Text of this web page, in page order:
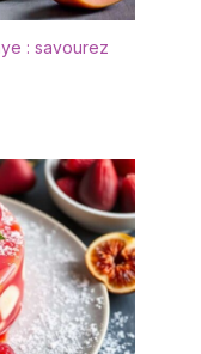
grasses, un
féerique
ou
une
au salon, à
ou aux
&
que la
et la
: savourez